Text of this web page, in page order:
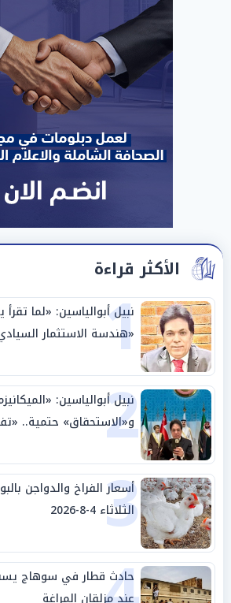
الأكثر قراءة
1
نبيل أبوالياسين: «لما تقرأ
«هندسة الاستثمار
بالوطن» و«سيادة الكلمة»
2
نبيل أبوالياسين:
و«الاستحقاق» حتمية..
الجامعة العربية
3
أسعار الفراخ والدواجن
الثلاثاء 4-8-2026
حادث قطار في سوهاج
عند مزلقان المراغة